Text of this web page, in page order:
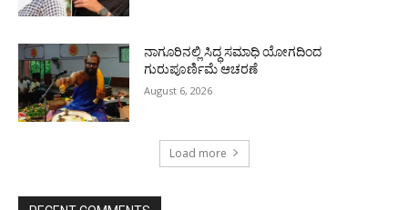
ನಾಗೂರಿನಲ್ಲಿ ಸಿದ್ಧ ಸಮಾಧಿ ಯೋಗದಿಂದ
ಗುರುಪೂರ್ಣಿಮೆ ಆಚರಣೆ
August 6, 2026
Load more